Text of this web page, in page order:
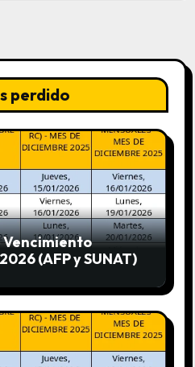
perdido
(AFP y SUNAT)